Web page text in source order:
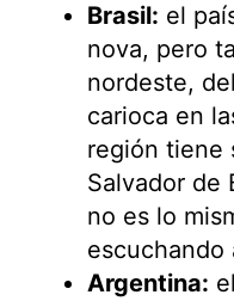
Brasil: el
nova, pero
nordeste,
carioca en
región tiene
Salvador de
no es lo
escuchando
Argentina: